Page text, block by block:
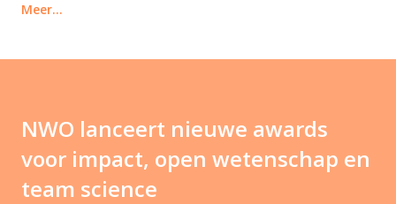
Meer…
NWO lanceert nieuwe awards
voor impact, open wetenschap en
team science